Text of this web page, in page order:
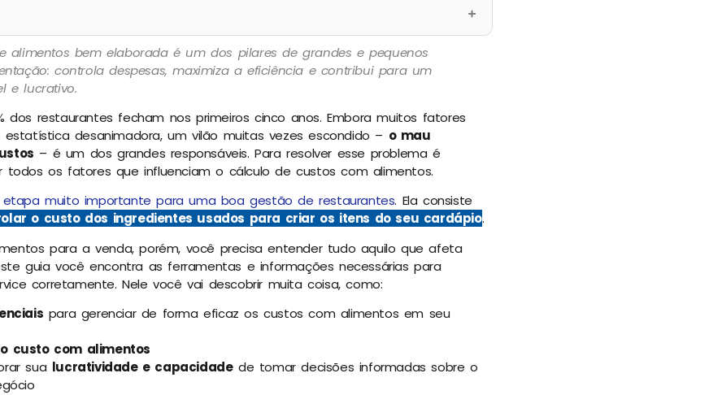
alimentos bem elaborada é um dos pilares de grandes e pequenos
controla despesas, maximiza a eficiência e contribui para um
e lucrativo.
dos restaurantes fecham nos primeiros cinco anos. Embora muitos fatores
desanimadora, um vilão muitas vezes escondido – o mau
– é um dos grandes responsáveis.Para resolver esse problema é
todos os fatores que influenciam o cálculo de custos com alimentos.
muito importante para uma boa gestão de restaurantes. Ela consiste
o custo dos ingredientes usados para criar os itens do seu cardápio.
para a venda, porém, você precisa entender tudo aquilo que afeta
guia você encontra as ferramentas e informações necessárias para
corretamente. Nele você vai descobrir muita coisa, como:
para gerenciar de forma eficaz os custos com alimentos em seu
custo com alimentos
sua lucratividade e capacidadede tomar decisões informadas sobre o